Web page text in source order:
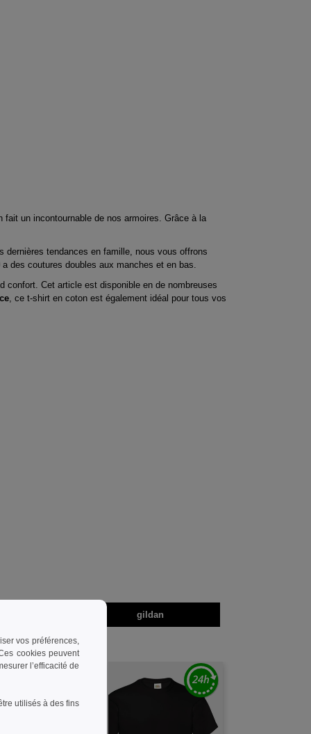
un incontournable de nos armoires. Grâce à la
dernières tendances en famille, nous vous offrons
a des coutures doubles aux manches et en bas.
confort. Cet article est disponible en de nombreuses
, ce t-shirt en coton est également idéal pour tous vos
gildan
vos préférences,
cookies peuvent
l’efficacité de
utilisés à des fins